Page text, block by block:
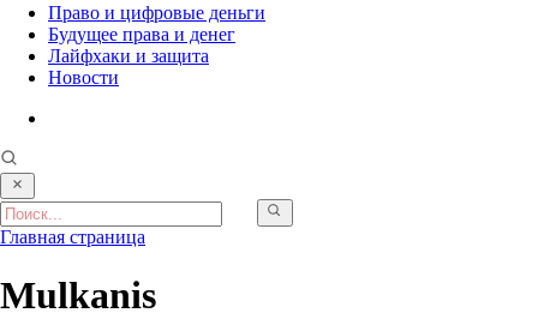
Право и цифровые деньги
Будущее права и денег
Лайфхаки и защита
Новости
Главная страница
Mulkanis